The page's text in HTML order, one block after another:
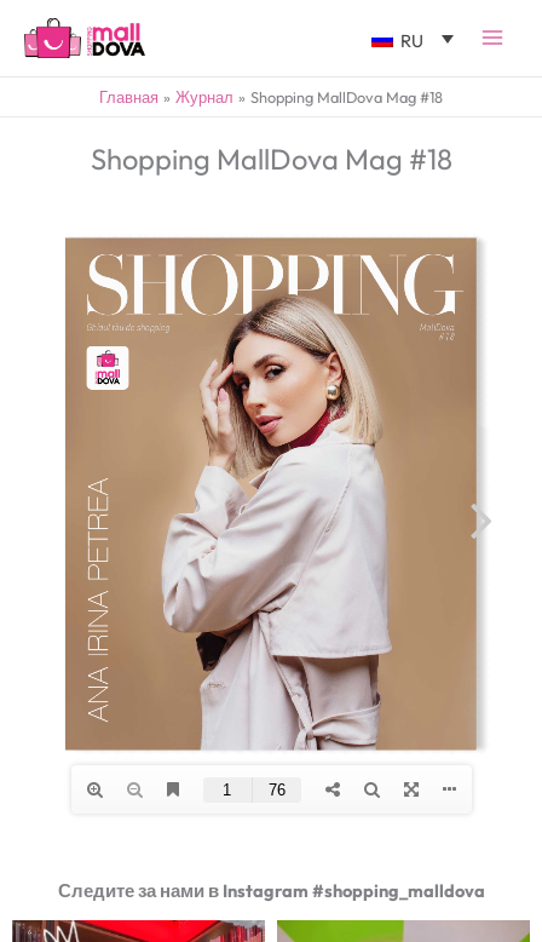
RU
Главная Журнал Shopping MallDova Mag #18
Shopping MallDova Mag #18
Следите за нами в Instagram #shopping_malldova